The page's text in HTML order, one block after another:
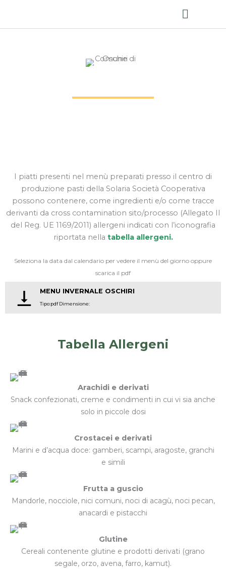
OSCHIRI
I piatti presenti nel menù preparati presso il centro di
produzione pasti della Solaria Società Cooperativa
possono contenere, come ingredienti e/o come tracce
derivanti da cross contamination sito/processo (Allegato II
del Reg. UE 1169/2011) allergeni indicati con l’iconografia
riportata nella tabella allergeni.
Tabella Allergeni
Arachidi e derivati
Snack confezionati, creme e condimenti in cui vi sia anche
solo in piccole dosi
Crostacei e derivati
Marini e d’acqua doce: gamberi, scampi, aragoste, granchi
e simili
Frutta a guscio
Mandorle, nocciole, nici comuni, noci di acagù, noci pecan,
anacardi e pistacchi
Glutine
Cereali contenente glutine e prodotti derivati (grano
segale, orzo, avena, farro, kamut).
Seleziona la data dal calendario per vedere il menù del giorno oppure
scarica il pdf
MENU INVERNALE OSCHIRI
Tipo:pdf Dimensione: